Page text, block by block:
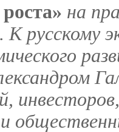
на
русскому